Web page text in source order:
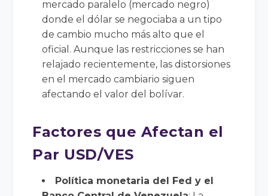
mercado paralelo (mercado negro)
donde el dólar se negociaba a un tipo
de cambio mucho más alto que el
oficial. Aunque las restricciones se han
relajado recientemente, las distorsiones
en el mercado cambiario siguen
afectando el valor del bolívar.
Factores que Afectan el
Par USD/VES
Política monetaria del Fed y el